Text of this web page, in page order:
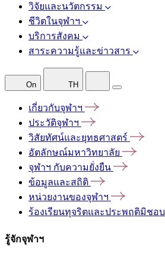
วิจัยและนวัตกรรม
ชีวิตในจุฬาฯ
บริการสังคม
สาระความรู้และข่าวสาร
On TH
เกี่ยวกับจุฬาฯ
ประวัติจุฬาฯ
วิสัยทัศน์และยุทธศาสตร์
อัตลักษณ์มหาวิทยาลัย
จุฬาฯ กับความยั่งยืน
ข้อมูลและสถิติ
หน่วยงานของจุฬาฯ
ร้องเรียนทุจริตและประพฤติมิชอบ
รู้จักจุฬาฯ